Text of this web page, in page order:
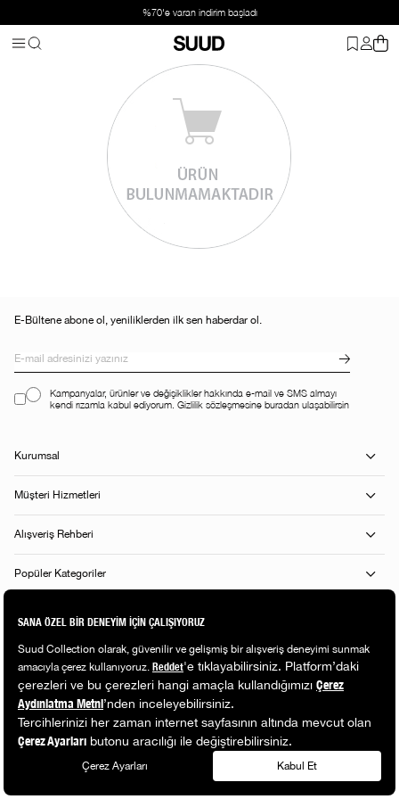
%70'e varan indirim başladı
E-Bültene abone ol, yeniliklerden ilk sen haberdar ol.
Kampanyalar, ürünler ve değişiklikler hakkında e-mail ve SMS almayı
kendi rızamla kabul ediyorum. Gizlilik sözleşmesine buradan ulaşabilirsin
Kurumsal
Müşteri Hizmetleri
Alışveriş Rehberi
Popüler Kategoriler
© 2026 Suud. All rights reserved.